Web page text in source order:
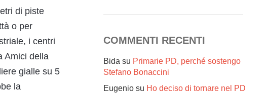
di piste
o per
i centri
Amici della
gialle su 5
la
COMMENTI RECENTI
Bida su Primarie PD, perché sostengo
Stefano Bonaccini
Eugenio su Ho deciso di tornare nel PD